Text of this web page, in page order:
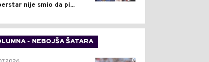
nije smio da pi...
- NEBOJŠA ŠATARA
0